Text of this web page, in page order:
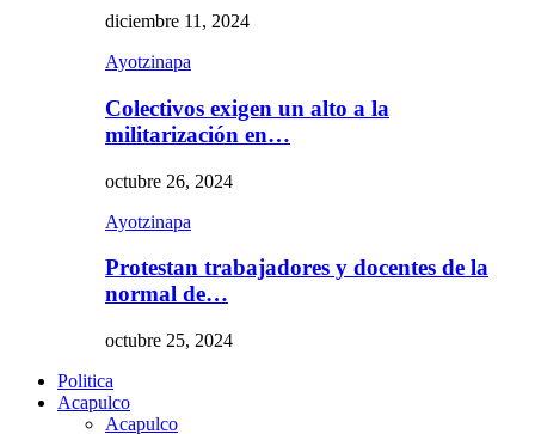
diciembre 11, 2024
Ayotzinapa
Colectivos exigen un alto a la
militarización en…
octubre 26, 2024
Ayotzinapa
Protestan trabajadores y docentes de la
normal de…
octubre 25, 2024
Politica
Acapulco
Acapulco